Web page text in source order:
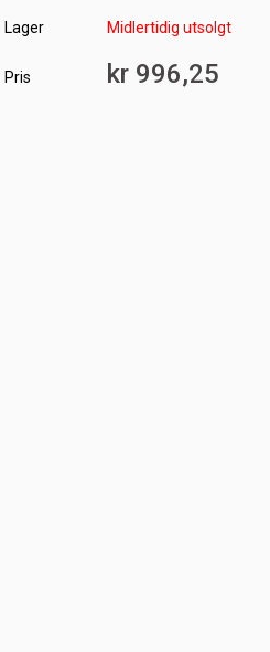
Lager Midlertidig utsolgt
Pris kr 996,25